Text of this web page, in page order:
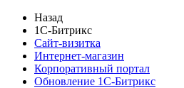
Назад
1С-Битрикс
Сайт-визитка
Интернет-магазин
Корпоративный портал
Обновление 1С-Битрикс